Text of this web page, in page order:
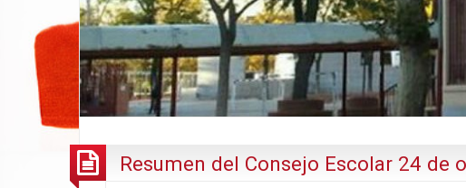
Resumen del Consejo Escolar 24 de